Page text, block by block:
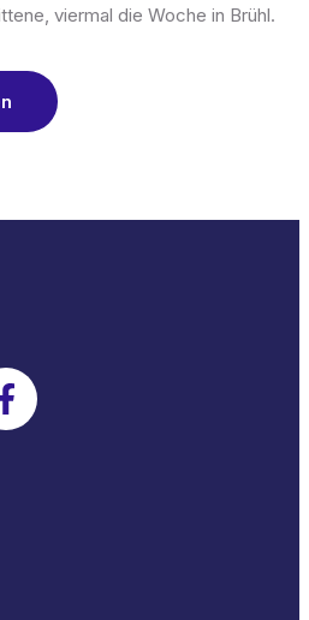
viermal die Woche in Brühl.